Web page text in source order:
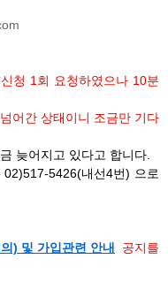
청 1회 요청하였으나 10분
어간 상태이니 조금만 기다
늦어지고 있다고 합니다.
5426(내선4번) 으로
) 및 가입관련 안내
공지를